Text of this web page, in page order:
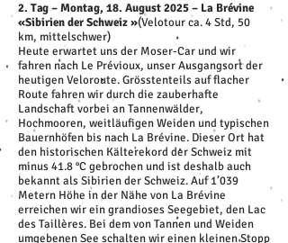
2. Tag – Montag, 18. August 2025 – La Brévine
«Sibirien der Schweiz »(Velotour ca. 4 Std, 50
km, mittelschwer)
Heute erwartet uns der Moser-Car und wir
fahren nach Le Prévioux, unser Ausgangsort der
heutigen Veloroute. Grösstenteils auf flacher
Route fahren wir durch die zauberhafte
Landschaft vorbei an Tannenwälder,
Hochmooren, weitläufigen Weiden und typischen
Bauernhöfen bis nach La Brévine. Dieser Ort hat
den historischen Kälterekord der Schweiz mit
minus 41.8 °C gebrochen und ist deshalb auch
bekannt als Sibirien der Schweiz. Auf 1’039
Metern Höhe in der Nähe von La Brévine
erreichen wir ein grandioses Seegebiet, den Lac
des Taillères. Bei dem von Tannen und Weiden
umgebenen See schalten wir einen kleinen Stopp